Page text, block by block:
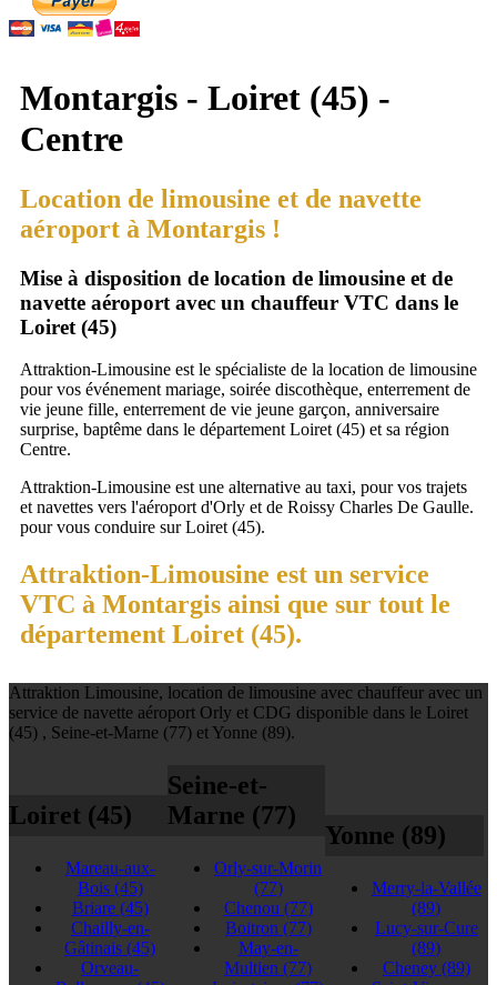
Montargis - Loiret (45) -
Centre
Location de limousine et de navette
aéroport à Montargis !
Mise à disposition de location de limousine et de
navette aéroport avec un chauffeur VTC dans le
Loiret (45)
Attraktion-Limousine est le spécialiste de la location de limousine
pour vos événement mariage, soirée discothèque, enterrement de
vie jeune fille, enterrement de vie jeune garçon, anniversaire
surprise, baptême dans le département Loiret (45) et sa région
Centre.
Attraktion-Limousine est une alternative au taxi, pour vos trajets
et navettes vers l'aéroport d'Orly et de Roissy Charles De Gaulle.
pour vous conduire sur Loiret (45).
Attraktion-Limousine est un service
VTC à Montargis ainsi que sur tout le
département Loiret (45).
Attraktion Limousine, location de limousine avec chauffeur avec un
service de navette aéroport Orly et CDG disponible dans le Loiret
(45) , Seine-et-Marne (77) et Yonne (89).
Loiret (45)
Mareau-aux-
Bois (45)
Briare (45)
Chailly-en-
Gâtinais(45)
Orveau-
Seine-et-
Marne (77)
Orly-sur-Morin
(77)
Chenou (77)
Boitron (77)
May-en-
Multien(77)
Yonne (89)
Merry-la-Vallée
(89)
Lucy-sur-Cure
(89)
Cheney (89)